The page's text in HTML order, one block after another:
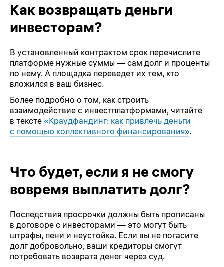
Как возвращать деньги
инвесторам?
В установленный контрактом срок перечислите
платформе нужные суммы — сам долг и проценты
по нему. А площадка переведет их тем, кто
вложился в ваш бизнес.
Более подробно о том, как строить
взаимодействие с инвестплатформами, читайте
в тексте «Краудфандинг: как привлечь деньги
с помощью коллективного финансирования».
Что будет, если я не смогу
вовремя выплатить долг?
Последствия просрочки должны быть прописаны
в договоре с инвесторами — это могут быть
штрафы, пени и неустойка. Если вы не погасите
долг добровольно, ваши кредиторы смогут
потребовать возврата денег через суд.